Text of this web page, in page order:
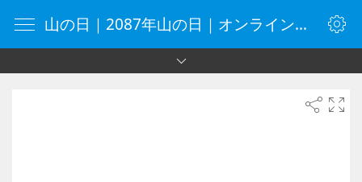
山の日｜2087年山の日｜オンラインタイマー｜タイマー｜vClock.jp